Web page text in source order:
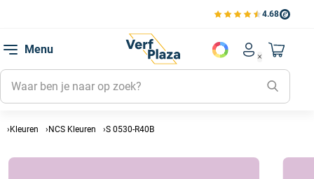
4.68
Bekijk de verfplaza
Menu
Account
Mijn
Mijn
Mijn
Naar
Kleuren NCS Kleuren S 0530-R40B